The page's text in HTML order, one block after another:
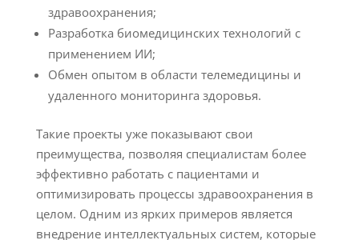
здравоохранения;
Разработка биомедицинских технологий с
применением ИИ;
Обмен опытом в области телемедицины и
удаленного мониторинга здоровья.
Такие проекты уже показывают свои
преимущества, позволяя специалистам более
эффективно работать с пациентами и
оптимизировать процессы здравоохранения в
целом. Одним из ярких примеров является
внедрение интеллектуальных систем, которые